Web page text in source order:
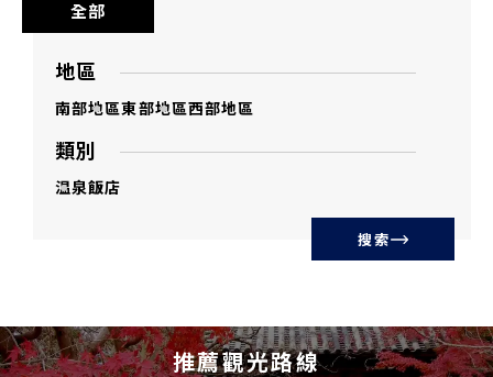
全部
地區
南部地區東部地區西部地區
類別
温泉飯店
搜索
推薦觀光路線